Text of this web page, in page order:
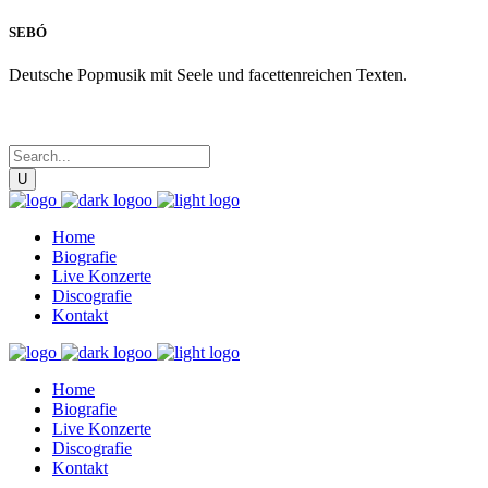
SEBÓ
Deutsche Popmusik mit Seele und facettenreichen Texten.
Home
Biografie
Live Konzerte
Discografie
Kontakt
Home
Biografie
Live Konzerte
Discografie
Kontakt